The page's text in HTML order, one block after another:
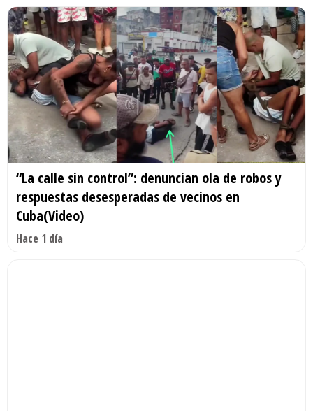
“La calle sin control”: denuncian ola de robos y
respuestas desesperadas de vecinos en
Cuba(Video)
Hace 1 día